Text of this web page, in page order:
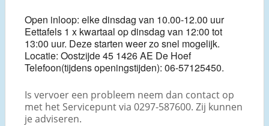
Open inloop: elke dinsdag van 10.00-12.00 uur
Eettafels 1 x kwartaal op dinsdag van 12:00 tot
13:00 uur. Deze starten weer zo snel mogelijk.
Locatie: Oostzijde 45 1426 AE De Hoef
Telefoon(tijdens openingstijden): 06-57125450.
Is vervoer een probleem neem dan contact op
met het Servicepunt via 0297-587600. Zij kunnen
je adviseren.